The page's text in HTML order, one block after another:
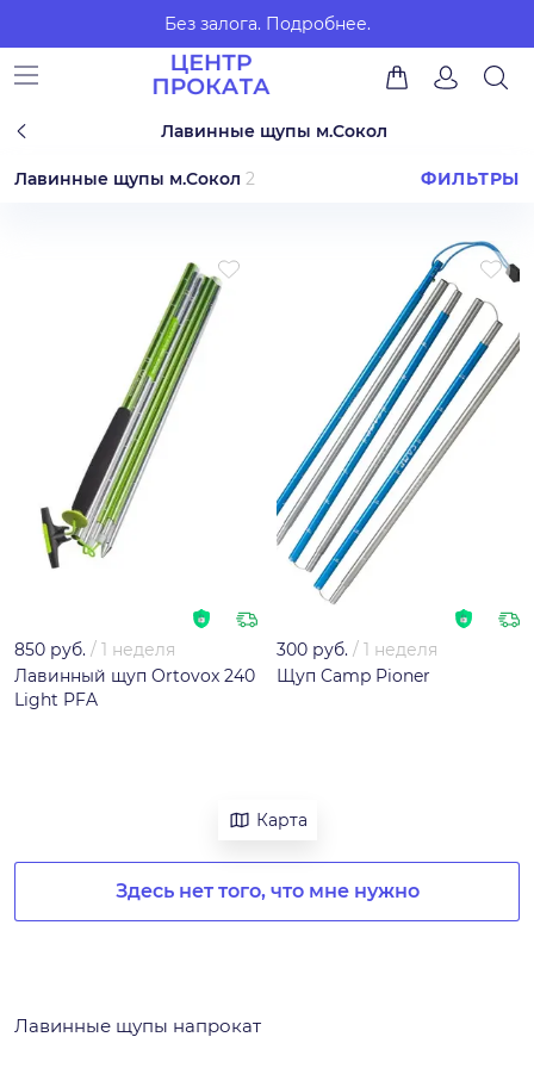
Без залога. Подробнее.
Лавинные щупы м.Сокол
Лавинные щупы м.Сокол 2 ФИЛЬТРЫ
850 руб. / 1 неделя
Лавинный щуп Ortovox 240
Light PFA
300 руб. / 1 неделя
Щуп Camp Pioner
Карта
Здесь нет того, что мне нужно
Лавинные щупы напрокат